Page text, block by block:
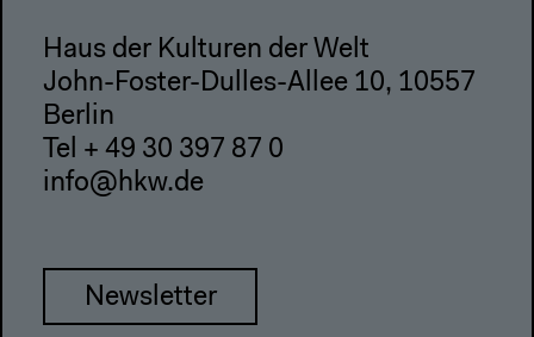
Haus der Kulturen der Welt
John-Foster-Dulles-Allee 10, 10557
Berlin
Tel + 49 30 397 87 0
info@hkw.de
Newsletter